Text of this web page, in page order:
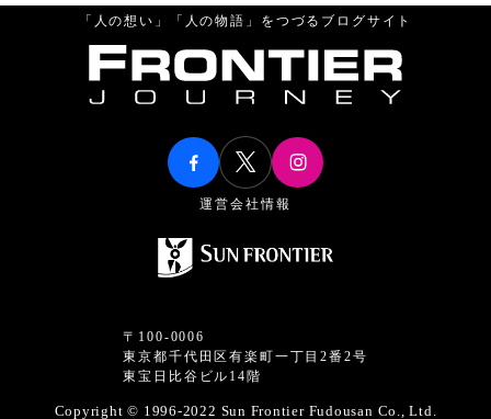
「人の想い」「人の物語」をつづるブログサイト
運営会社情報
〒100-0006
東京都千代田区有楽町一丁目2番2号
東宝日比谷ビル14階
Copyright © 1996-2022 Sun Frontier Fudousan Co., Ltd.